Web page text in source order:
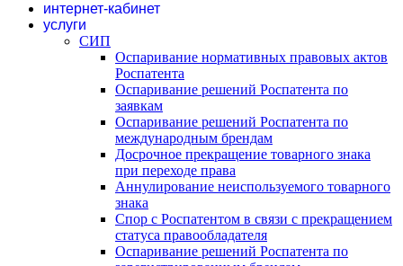
интернет-кабинет
услуги
СИП
Оспаривание нормативных правовых актов
Роспатента
Оспаривание решений Роспатента по
заявкам
Оспаривание решений Роспатента по
международным брендам
Досрочное прекращение товарного знака
при переходе права
Аннулирование неиспользуемого товарного
знака
Спор с Роспатентом в связи с прекращением
статуса правообладателя
Оспаривание решений Роспатента по